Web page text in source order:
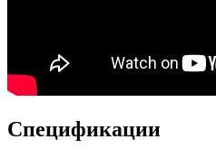
Спецификации